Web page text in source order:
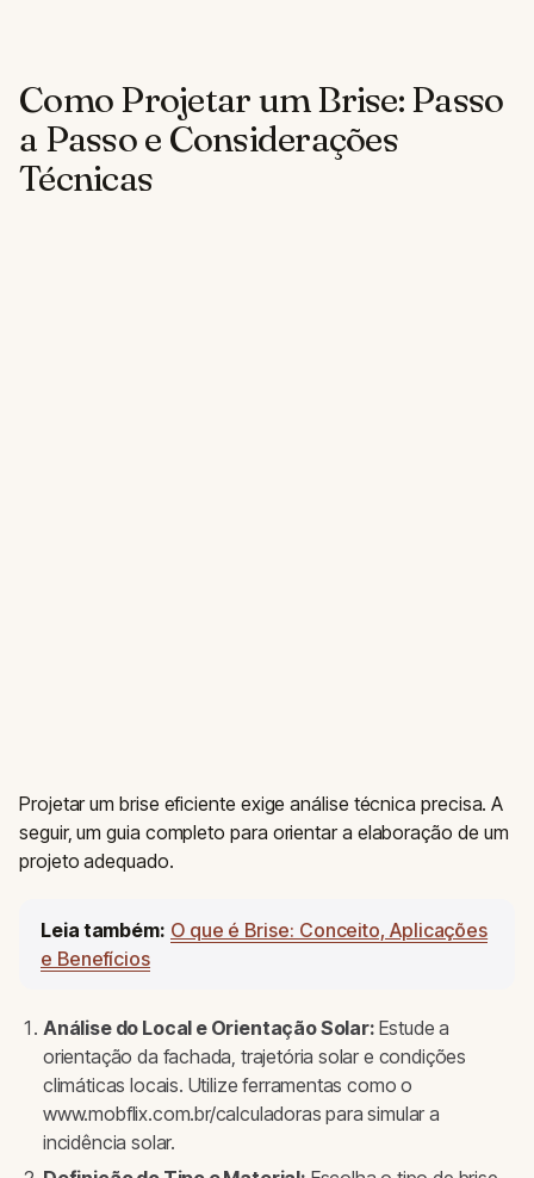
Como Projetar um Brise: Passo
a Passo e Considerações
Técnicas
Projetar um brise eficiente exige análise técnica precisa. A
seguir, um guia completo para orientar a elaboração de um
projeto adequado.
Leia também: O que é Brise: Conceito, Aplicações
e Benefícios
Análise do Local e Orientação Solar: Estude a
orientação da fachada, trajetória solar e condições
climáticas locais. Utilize ferramentas como o
www.mobflix.com.br/calculadoras para simular a
incidência solar.